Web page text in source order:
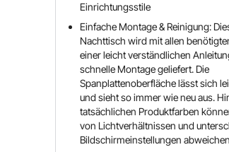
Einrichtungsstile
Einfache Montage & Reinigung:
Nachttisch wird mit allen
einer leicht verständlichen
schnelle Montage geliefert. Die
Spanplattenoberfläche lässt sich
und sieht so immer wie neu aus.
tatsächlichen Produktfarben
von Lichtverhältnissen und
Bildschirmeinstellungen abweichen